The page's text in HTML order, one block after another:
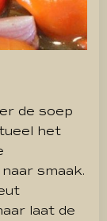
de soep
het
smaak.
laat de